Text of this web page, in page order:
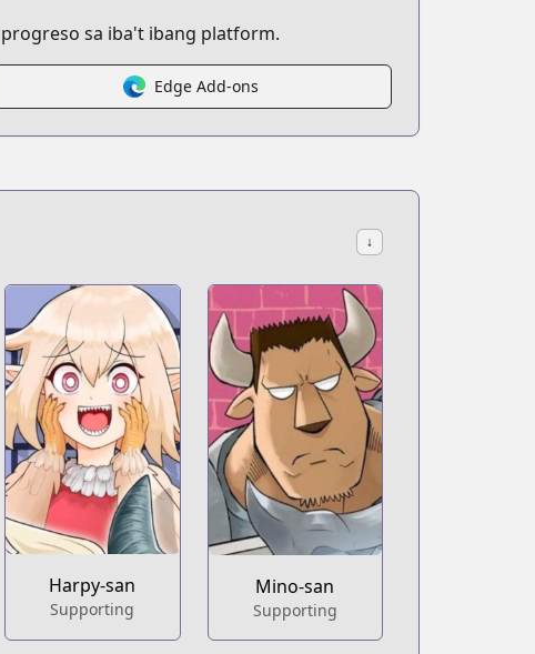
sa iba't ibang platform.
Edge Add-ons
↓
Harpy-san
Supporting
Mino-san
Supporting